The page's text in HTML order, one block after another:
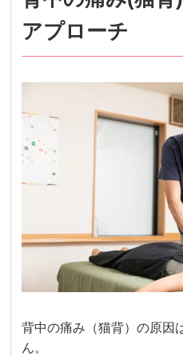
アプローチ
背中の痛み（猫背）の原因
ん。